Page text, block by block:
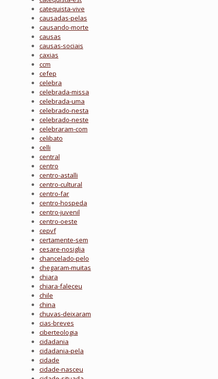
catequista-vive
causadas-pelas
causando-morte
causas
causas-sociais
caxias
ccm
cefep
celebra
celebrada-missa
celebrada-uma
celebrado-nesta
celebrado-neste
celebraram-com
celibato
celli
central
centro
centro-astalli
centro-cultural
centro-far
centro-hospeda
centro-juvenil
centro-oeste
cepvf
certamente-sem
cesare-nosiglia
chancelado-pelo
chegaram-muitas
chiara
chiara-faleceu
chile
china
chuvas-deixaram
cias-breves
ciberteologia
cidadania
cidadania-pela
cidade
cidade-nasceu